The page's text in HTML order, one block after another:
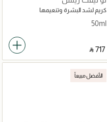
كريم لشد البشرة وتنعيمها
50ml
‎ ⃁ ⁦717⁩ ‎
الأفضل مبيعاً